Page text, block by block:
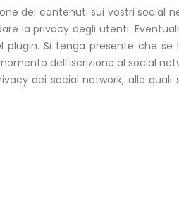
dei contenuti sui vostri social
la privacy degli utenti.
Si tenga presente che se
dell'iscrizione al social
dei social network, alle quali